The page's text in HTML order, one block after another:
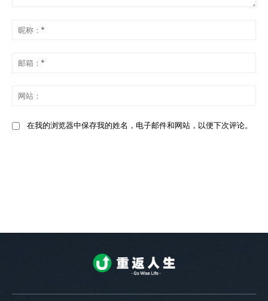
表
在我的浏览器中保存我的姓名，电子邮件和网站，以便下次评论。